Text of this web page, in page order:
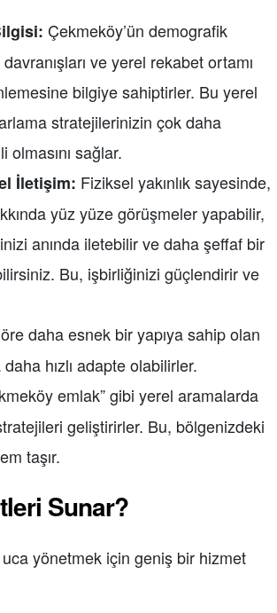
Çekmeköy’ün demografik
davranışları ve yerel rekabet ortamı
bilgiye sahiptirler. Bu yerel
stratejilerinizin çok daha
olmasını sağlar.
İletişim: Fiziksel yakınlık sayesinde,
yüz yüze görüşmeler yapabilir,
anında iletebilir ve daha şeffaf bir
Bu, işbirliğinizi güçlendirir ve
daha esnek bir yapıya sahip olan
hızlı adapte olabilirler.
emlak” gibi yerel aramalarda
geliştirirler. Bu, bölgenizdeki
taşır.
Sunar?
uca yönetmek için geniş bir hizmet